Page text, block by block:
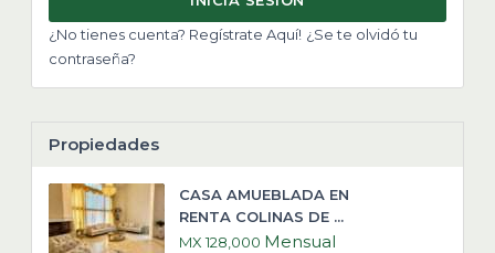
¿No tienes cuenta? Regístrate Aquí! ¿Se te olvidó tu
contraseña?
Propiedades
CASA AMUEBLADA EN
RENTA COLINAS DE ...
MX 128,000 Mensual